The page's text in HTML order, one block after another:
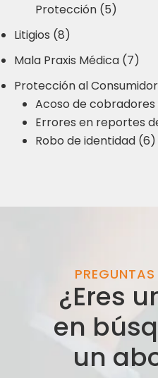
Protección (5)
Litigios (8)
Mala Praxis Médica (7)
Protección al
Acoso de
Errores en reportes
Robo de identidad (6)
PREGUNTAS
¿Eres
en
un